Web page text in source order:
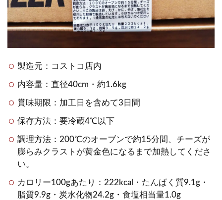
製造元：コストコ店内
内容量：直径40cm・約1.6kg
賞味期限：加工日を含めて3日間
保存方法：要冷蔵4℃以下
調理方法：200℃のオーブンで約15分間、チーズが
膨らみクラストが黄金色になるまで加熱してくださ
い。
カロリー100gあたり：222kcal・たんぱく質9.1g・
脂質9.9g・炭水化物24.2g・食塩相当量1.0g